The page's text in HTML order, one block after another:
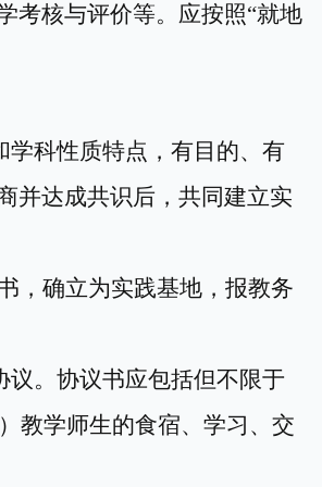
考核与评价等。应按照“就地
学科性质特点，有目的、有
并达成共识后，共同建立实
， 确立为实践基地，报教务
议。协议书应包括但不限于
）教学师生的食宿、学习、交